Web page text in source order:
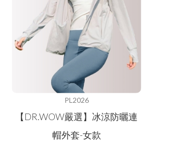
PL2026
【DR.WOW嚴選】冰涼防曬連
帽外套-女款